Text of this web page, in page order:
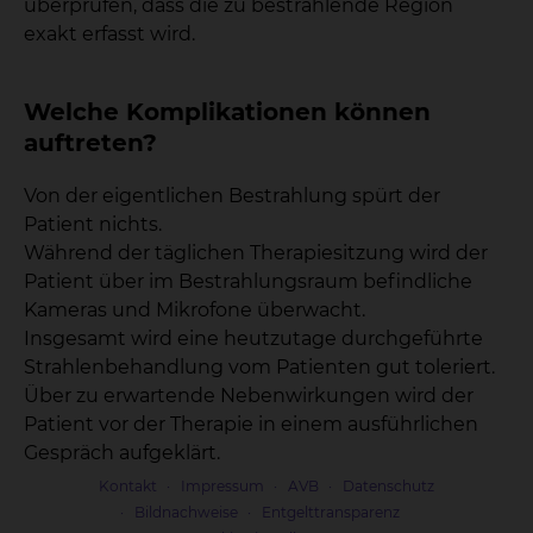
überprüfen, dass die zu bestrahlende Region
exakt erfasst wird.
Welche Komplikationen können
auftreten?
Von der eigentlichen Bestrahlung spürt der
Patient nichts.
Während der täglichen Therapiesitzung wird der
Patient über im Bestrahlungsraum befindliche
Kameras und Mikrofone überwacht.
Insgesamt wird eine heutzutage durchgeführte
Strahlenbehandlung vom Patienten gut toleriert.
Über zu erwartende Nebenwirkungen wird der
Patient vor der Therapie in einem ausführlichen
Gespräch aufgeklärt.
Kontakt Impressum AVB
Datenschutz
Bildnachweise
Entgelttransparenz